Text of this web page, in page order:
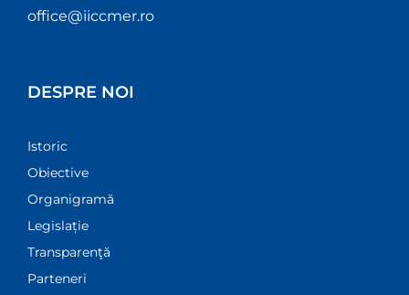
office@iiccmer.ro
DESPRE NOI
Istoric
Obiective
Organigramă
Legislație
Transparenţă
Parteneri